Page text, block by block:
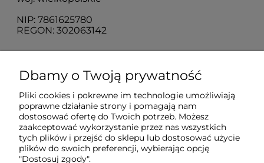
NIP: 7861625780
REGON: 302063142
O nas
Obsługa klienta
Pomoc
Dbamy o Twoją prywatność
Pliki cookies i pokrewne im technologie umożliwiają
poprawne działanie strony i pomagają nam
dostosować ofertę do Twoich potrzeb. Możesz
zaakceptować wykorzystanie przez nas wszystkich
tych plików i przejść do sklepu lub dostosować użycie
plików do swoich preferencji, wybierając opcję
"Dostosuj zgody".